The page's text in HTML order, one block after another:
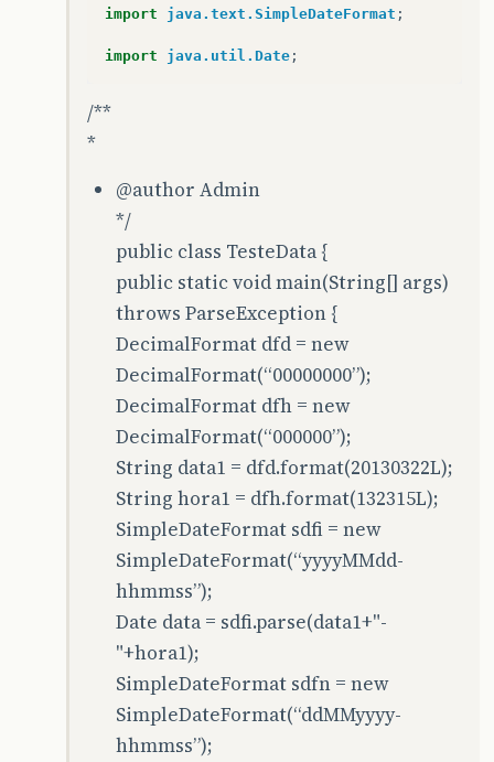
import java.text.SimpleDateFormat ;
import java.util.Date ;
/**
*
@author Admin
*/
public class TesteData {
public static void main(String[] args)
throws ParseException {
DecimalFormat dfd = new
DecimalFormat(“00000000”);
DecimalFormat dfh = new
DecimalFormat(“000000”);
String data1 = dfd.format(20130322L);
String hora1 = dfh.format(132315L);
SimpleDateFormat sdfi = new
SimpleDateFormat(“yyyyMMdd-
hhmmss”);
Date data = sdfi.parse(data1+"-
"+hora1);
SimpleDateFormat sdfn = new
SimpleDateFormat(“ddMMyyyy-
hhmmss”);